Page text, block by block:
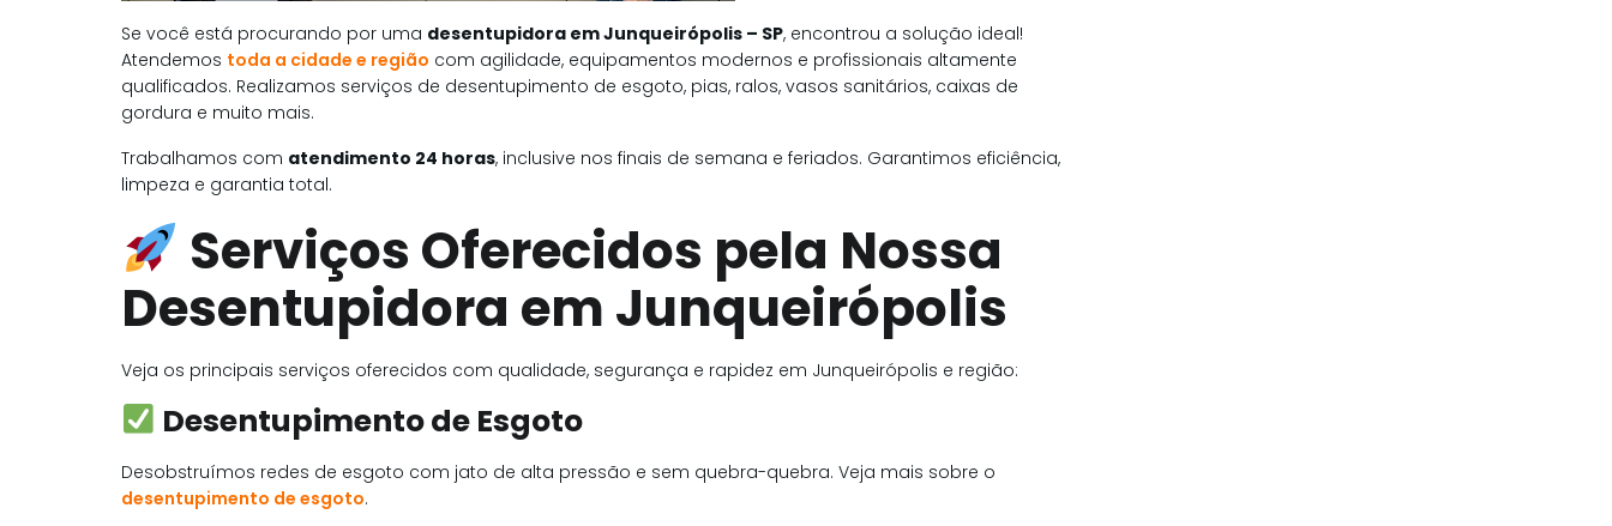
Se você está procurando por uma desentupidora em Junqueirópolis – SP, encontrou a solução ideal!
Atendemos toda a cidade e região com agilidade, equipamentos modernos e profissionais altamente
qualificados. Realizamos serviços de desentupimento de esgoto, pias, ralos, vasos sanitários, caixas de
gordura e muito mais.
Trabalhamos com atendimento 24 horas, inclusive nos finais de semana e feriados. Garantimos eficiência,
limpeza e garantia total.
Serviços Oferecidos pela Nossa
Desentupidora em Junqueirópolis
Veja os principais serviços oferecidos com qualidade, segurança e rapidez em Junqueirópolis e região:
Desentupimento de Esgoto
Desobstruímos redes de esgoto com jato de alta pressão e sem quebra-quebra. Veja mais sobre o
desentupimento de esgoto.